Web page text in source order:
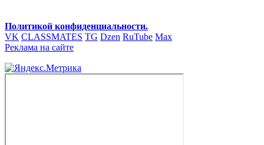
Политикой конфиденциальности.
VK CLASSMATES TG Dzen RuTube Max
Реклама на сайте